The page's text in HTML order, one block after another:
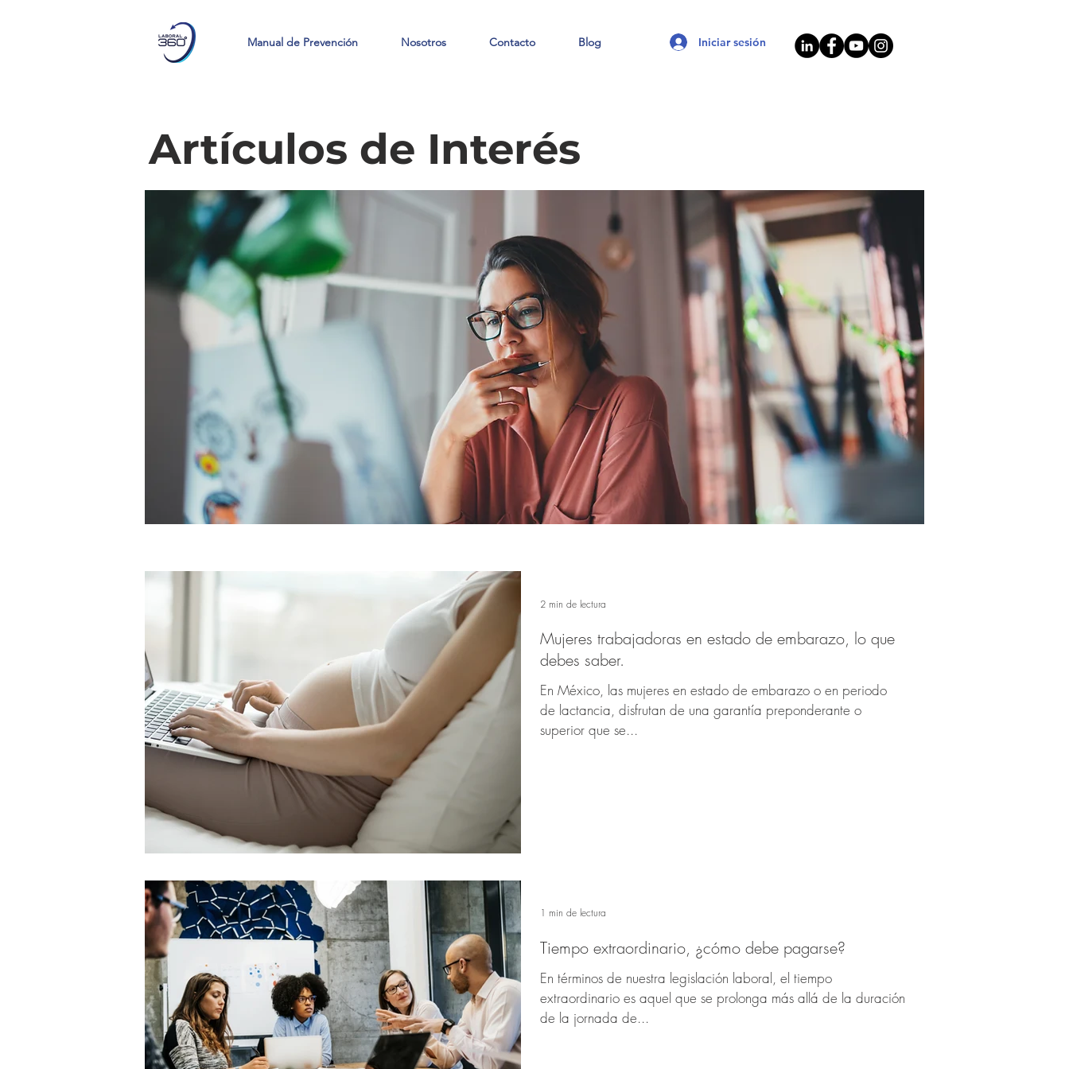
Manual de Prevención Nosotros Contacto Blog Iniciar sesión
Artículos de Interés
Mujeres trabajadoras en estado de embarazo, lo que
debes saber.
En México, las mujeres en estado de embarazo o en periodo
de lactancia, disfrutan de una garantía preponderante o
superior que se...
2 min de lectura
Tiempo extraordinario, ¿cómo debe pagarse?
En términos de nuestra legislación laboral, el tiempo
extraordinario es aquel que se prolonga más allá de la duración
de la jornada de...
1 min de lectura